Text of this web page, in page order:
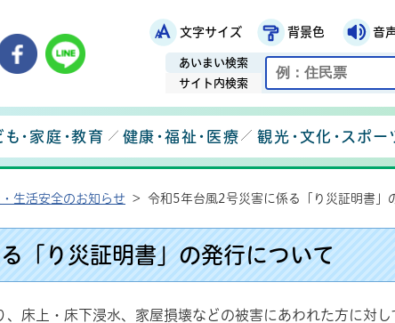
鉾田市役所ホームページ文字サイズ 背景色 音
あいまい検索
サイト内検索
ールマガジン鉾田市公式Instagram
鉾田市公式Facebook
鉾田市公式LINE
も・家庭・教育 健康・福祉・医療 観光・文化・スポー
・生活安全のお知らせ > 令和5年台風2号災害に係る「り災証明書」
「り災証明書」の発行について
床上・床下浸水、家屋損壊などの被害にあわれた方に対